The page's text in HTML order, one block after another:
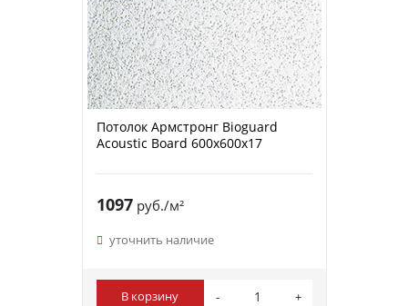
Потолок Армстронг Bioguard
Acoustic Board 600x600x17
1097руб./м²
уточнить наличие
В корзину